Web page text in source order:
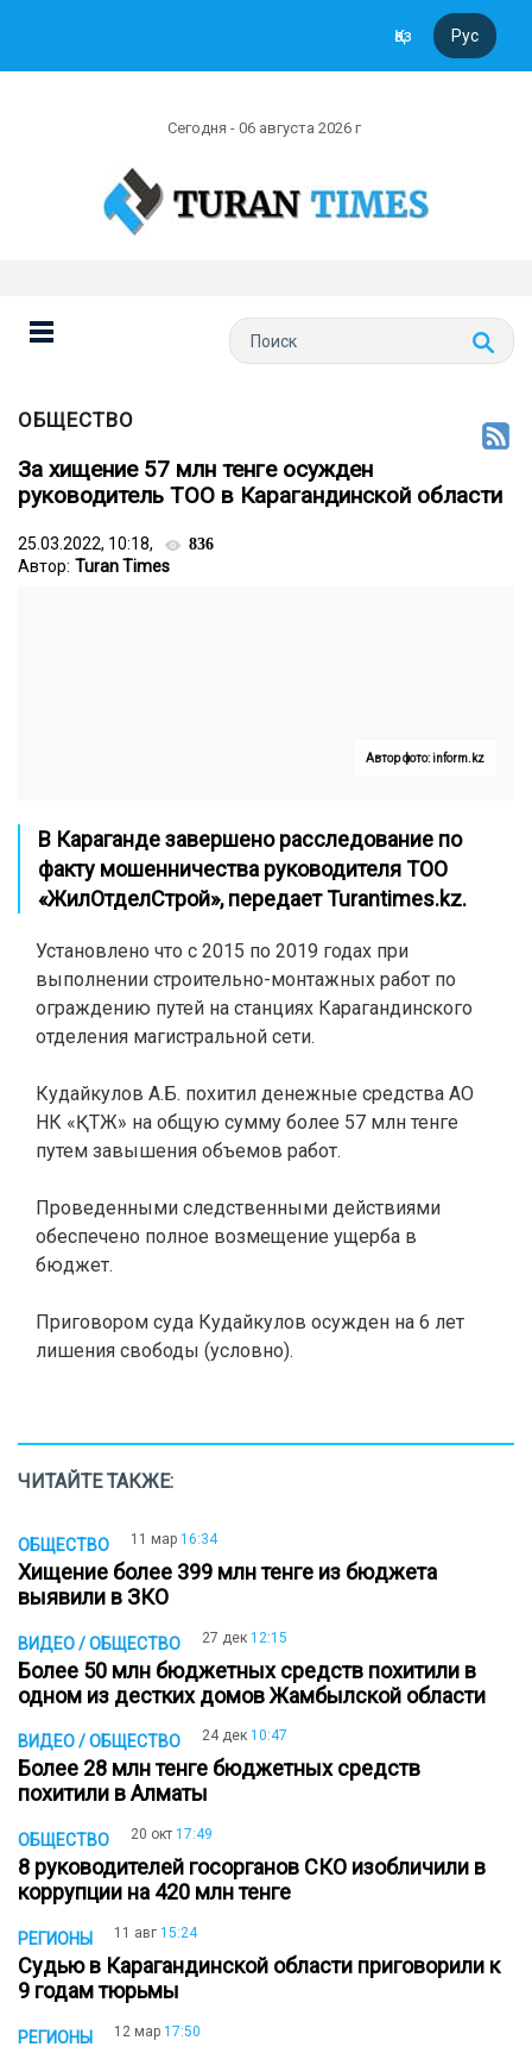
Қаз Рус
Сегодня - 06 августа 2026 г
ОБЩЕСТВО
За хищение 57 млн тенге осужден
руководитель ТОО в Карагандинской области
25.03.2022, 10:18, 836
Автор: Turan Times
Автор фото: inform.kz
В Караганде завершено расследование по
факту мошенничества руководителя ТОО
«ЖилОтделСтрой», передаетTurantimes.kz.
Установлено что с 2015 по 2019 годах при
выполнении строительно-монтажных работ по
ограждению путей на станциях Карагандинского
отделения магистральной сети.
Кудайкулов А.Б. похитил денежные средства АО
НК «ҚТЖ» на общую сумму более 57 млн тенге
путем завышения объемов работ.
Проведенными следственными действиями
обеспечено полное возмещение ущерба в
бюджет.
Приговором суда Кудайкулов осужден на 6 лет
лишения свободы (условно).
ЧИТАЙТЕ ТАКЖЕ:
ОБЩЕСТВО 11 мар 16:34
Хищение более 399 млн тенге из бюджета
выявили в ЗКО
ВИДЕО / ОБЩЕСТВО 27 дек 12:15
Более 50 млн бюджетных средств похитили в
одном из дестких домов Жамбылской области
ВИДЕО / ОБЩЕСТВО 24 дек 10:47
Более 28 млн тенге бюджетных средств
похитили в Алматы
ОБЩЕСТВО 20 окт 17:49
8 руководителей госорганов СКО изобличили в
коррупции на 420 млн тенге
РЕГИОНЫ 11 авг 15:24
Судью в Карагандинской области приговорили к
9 годам тюрьмы
РЕГИОНЫ 12 мар 17:50